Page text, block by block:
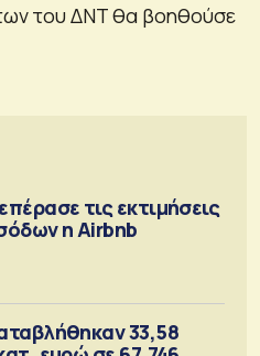
του ΔΝΤ θα βοηθούσε
τις εκτιμήσεις
η Airbnb
33,58